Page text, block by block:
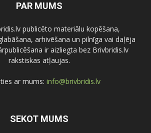
PAR MUMS
publicēto materiālu kopēšana,
arhivēšana un pilnīga vai daļēja
ir aizliegta bez Brivbridis.lv
rakstiskas atļaujas.
ar mums: info@brivbridis.lv
SEKOT MUMS